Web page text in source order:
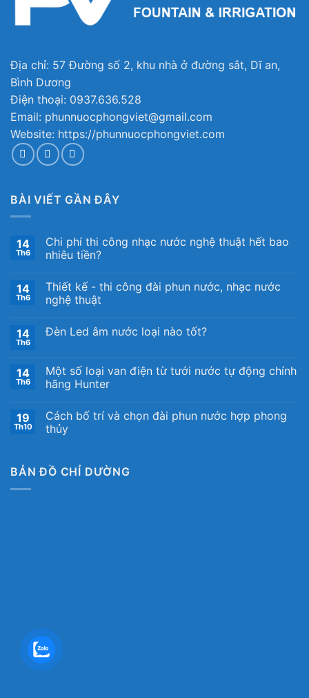
Địa chỉ: 57 Đường số 2, khu nhà ở đường sắt, Dĩ an,
Bình Dương
Điện thoại: 0937.636.528
Email: phunnuocphongviet@gmail.com
Website: https://phunnuocphongviet.com
BÀI VIẾT GẦN ĐÂY
14
Th6
Chi phí thi công nhạc nước nghệ thuật hết bao
nhiêu tiền?
14
Th6
Thiết kế ​- thi công đài phun nước, nhạc nước
nghệ thuật
14
Th6
Đèn Led âm nước loại nào tốt?
14
Th6
Một số loại van điện từ tưới nước tự động chính
hãng Hunter
19
Th10
Cách bố trí và chọn đài phun nước hợp phong
thủy
BẢN ĐỒ CHỈ DƯỜNG